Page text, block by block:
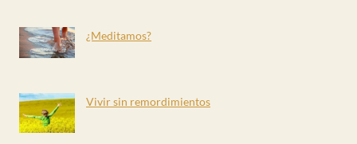
¿Meditamos?
Vivir sin remordimientos